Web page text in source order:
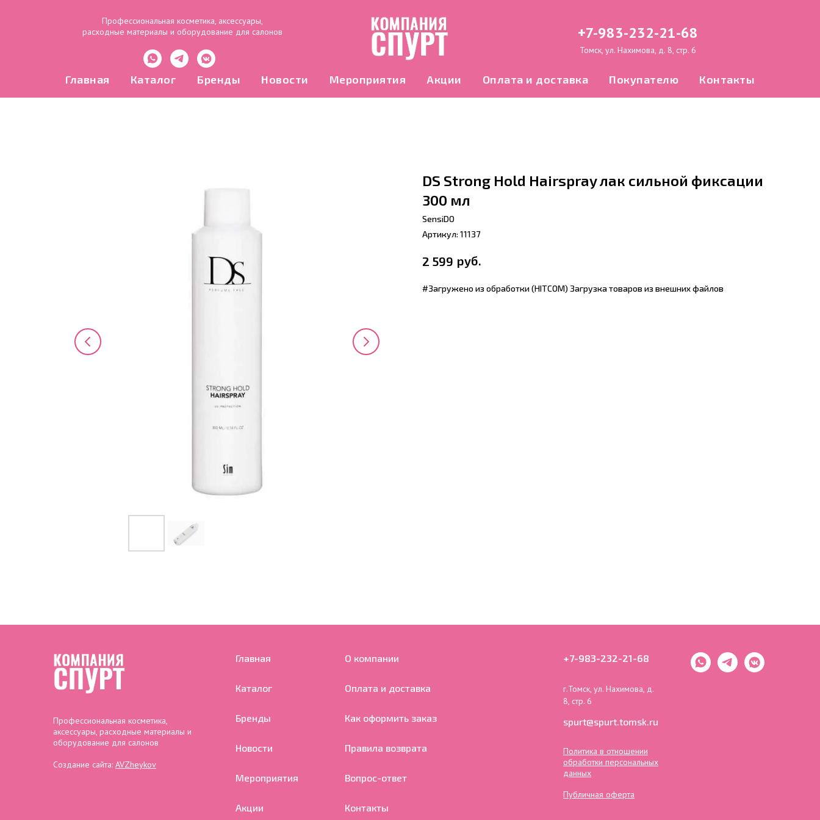
Профессиональная косметика, аксессуары,
расходные материалы и оборудование для салонов
+7-983-232-21-68
Томск, ул. Нахимова, д. 8, стр. 6
Главная Каталог Бренды Новости Мероприятия Акции Оплата и доставка Покупателю Контакты
DS Strong Hold Hairspray лак сильной фиксации
300 мл
SensiDO
Артикул: 11137
2 599 руб.
#Загружено из обработки (HITCOM) Загрузка товаров из внешних файлов
Профессиональная косметика,
аксессуары, расходные материалы и
оборудование для салонов
Создание сайта: AVZheykov
Главная
Каталог
Бренды
Новости
Мероприятия
Акции
О компании
Оплата и доставка
Как оформить заказ
Правила возврата
Вопрос-ответ
Контакты
+7-983-232-21-68
г.Томск, ул. Нахимова, д.
8, стр. 6
spurt@spurt.tomsk.ru
Политика в отношении
обработки персональных
данных
Публичная оферта